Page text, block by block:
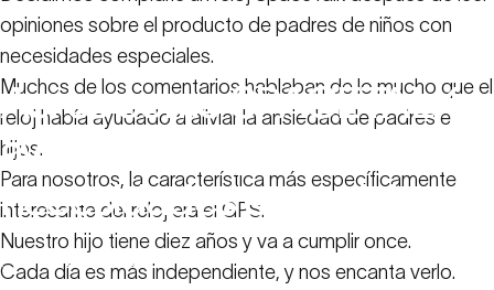
AsíescomoSPACETALK
ayudó
necesidadesespeciales.
13 de mayo de 2020
opiniones sobre el producto de padres de niños con
necesidades especiales.
Muchos de los comentarios hablaban de lo mucho que el
reloj había ayudado a aliviar la ansiedad de padres e
hijos.
Para nosotros, la característica más específicamente
interesante del reloj era el GPS.
Nuestro hijo tiene diez años y va a cumplir once.
Cada día es más independiente, y nos encanta verlo.